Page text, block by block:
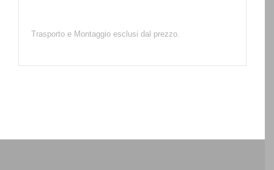
Trasporto e Montaggio esclusi dal prezzo.